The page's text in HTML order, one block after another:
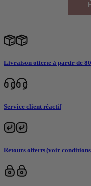
Livraison offerte à partir de
Service client réactif
Retours offerts (voir